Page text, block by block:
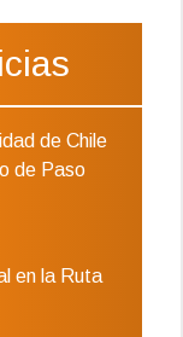
de Chile
de Paso
en la Ruta